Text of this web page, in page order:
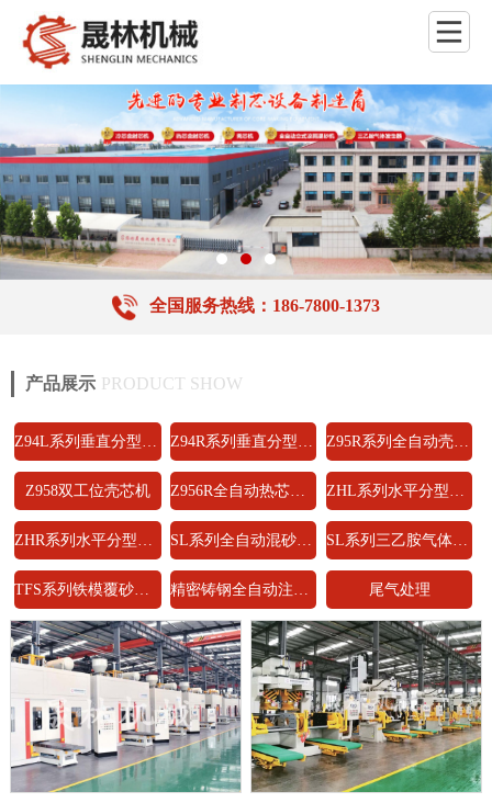
全国服务热线：186-7800-1373
产品展示 PRODUCT SHOW
Z958双工位壳芯机
尾气处理